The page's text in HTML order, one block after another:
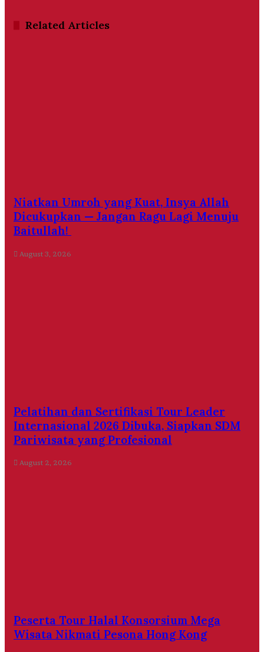
Related Articles
Niatkan Umroh yang Kuat, Insya Allah
Dicukupkan — Jangan Ragu Lagi Menuju
Baitullah!
August 3, 2026
Pelatihan dan Sertifikasi Tour Leader
Internasional 2026 Dibuka, Siapkan SDM
Pariwisata yang Profesional
August 2, 2026
Peserta Tour Halal Konsorsium Mega
Wisata Nikmati Pesona Hong Kong